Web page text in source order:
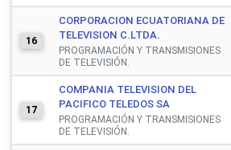
16
CORPORACION ECUATORIANA DE
TELEVISION C.LTDA.
PROGRAMACIÓN Y TRANSMISIONES
DE TELEVISIÓN.
17
COMPANIA TELEVISION DEL
PACIFICO TELEDOS SA
PROGRAMACIÓN Y TRANSMISIONES
DE TELEVISIÓN.